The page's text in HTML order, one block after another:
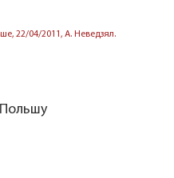
22/04/2011, А. Неведзял.